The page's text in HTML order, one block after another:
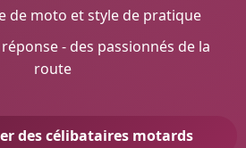
de moto et style de pratique
- des passionnés de la
route
des célibataires motards